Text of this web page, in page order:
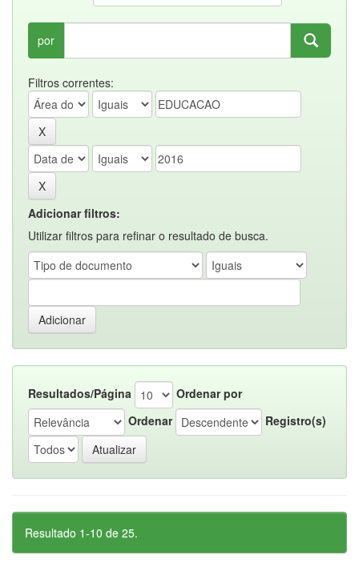
por
Filtros correntes:
Adicionar filtros:
Utilizar filtros para refinar o resultado de busca.
Resultados/Página
Ordenar por
Ordenar
Registro(s)
Resultado 1-10 de 25.